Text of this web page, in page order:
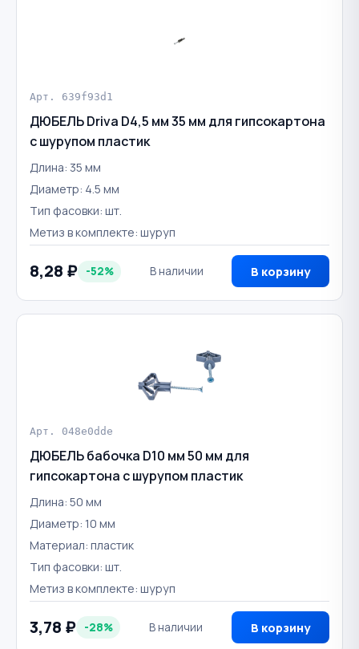
Арт. 639f93d1
ДЮБЕЛЬ Driva D4,5 мм 35 мм для гипсокартона
c шурупом пластик
Длина: 35 мм
Диаметр: 4.5 мм
Тип фасовки: шт.
Метиз в комплекте: шуруп
8,28 ₽ -52% В наличии В корзину
Арт. 048e0dde
ДЮБЕЛЬ бабочка D10 мм 50 мм для
гипсокартона с шурупом пластик
Длина: 50 мм
Диаметр: 10 мм
Материал: пластик
Тип фасовки: шт.
Метиз в комплекте: шуруп
3,78 ₽ -28% В наличии В корзину